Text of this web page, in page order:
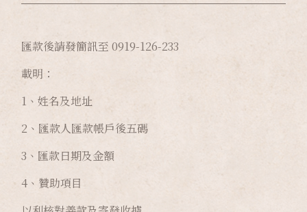
匯款後請發簡訊至 0919-126-233
載明：
1、姓名及地址
2、匯款人匯款帳戶後五碼
3、匯款日期及金額
4、贊助項目